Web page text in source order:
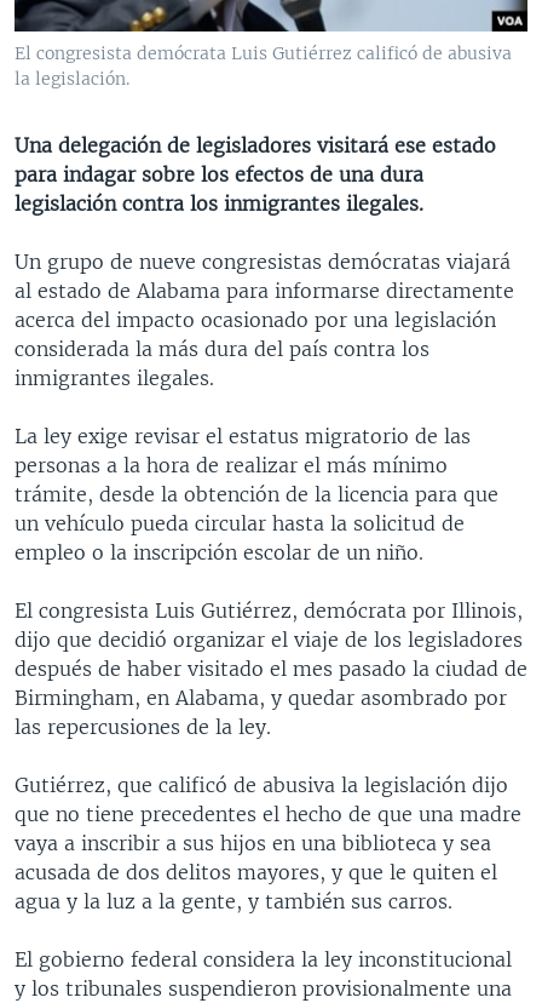
VENEZUELA
BRASIL
NICARAGUA
ECONOMÍA
ENTRETENIMIENTO Y CULTURA
DEPORTES
CIENCIA Y SALUD
MULTIMEDIA
VIDEOS
AUDIOS
PROGRAMAS TV
FORO INTERAMERICANO
VISIÓN 360
PANORAMA
AVANCE INFORMATIVO
AUDIONOTICIAS
ESTADOS UNIDOS AL DÍA
EL MUNDO AL DÍA [RADIO]
FORO [RADIO]
NOTA ECONÓMICA
ENTRETENIMIENTO
DIRECT
DOCUMENTALES DE LA VOA
Learning English
SÍGANOS
Idiomas
El congresista demócrata Luis Gutiérrez calificó de abusiva
la legislación.
Una delegación de legisladores visitará ese estado
para indagar sobre los efectos de una dura
legislación contra los inmigrantes ilegales.
Un grupo de nueve congresistas demócratas viajará
al estado de Alabama para informarse directamente
acerca del impacto ocasionado por una legislación
considerada la más dura del país contra los
inmigrantes ilegales.
La ley exige revisar el estatus migratorio de las
personas a la hora de realizar el más mínimo
trámite, desde la obtención de la licencia para que
un vehículo pueda circular hasta la solicitud de
empleo o la inscripción escolar de un niño.
El congresista Luis Gutiérrez, demócrata por Illinois,
dijo que decidió organizar el viaje de los legisladores
después de haber visitado el mes pasado la ciudad de
Birmingham, en Alabama, y quedar asombrado por
las repercusiones de la ley.
Gutiérrez, que calificó de abusiva la legislación dijo
que no tiene precedentes el hecho de que una madre
vaya a inscribir a sus hijos en una biblioteca y sea
acusada de dos delitos mayores, y que le quiten el
agua y la luz a la gente, y también sus carros.
El gobierno federal considera la ley inconstitucional
y los tribunales suspendieron provisionalmente una